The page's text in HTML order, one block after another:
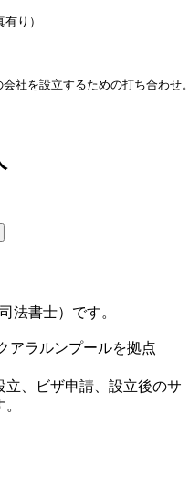
り）
社を設立するための打ち合わせ
法書士）です。
アラルンプールを拠点
、ビザ申請、設立後のサ